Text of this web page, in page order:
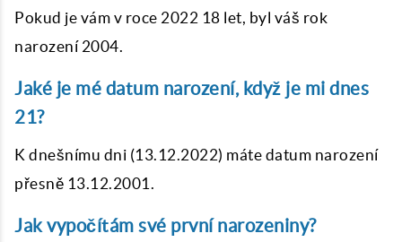
Pokud je vám v roce 2022 18 let, byl váš rok
narození 2004.
Jaké je mé datum narození, když je mi dnes
21?
K dnešnímu dni (13.12.2022) máte datum narození
přesně 13.12.2001.
Jak vypočítám své první narozeniny?